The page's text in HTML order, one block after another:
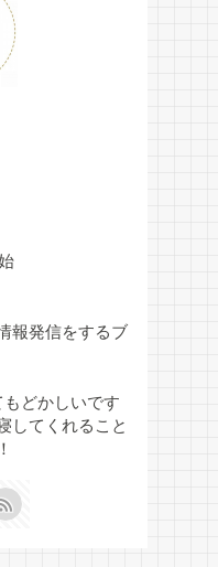
報発信をするブ
どかしいです
してくれること